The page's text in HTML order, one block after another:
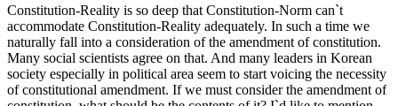
Constitution-Reality is so deep that Constitution-Norm can`t
accommodate Constitution-Reality adequately. In such a time we
naturally fall into a consideration of the amendment of constitution.
Many social scientists agree on that. And many leaders in Korean
society especially in political area seem to start voicing the necessity
of constitutional amendment. If we must consider the amendment of